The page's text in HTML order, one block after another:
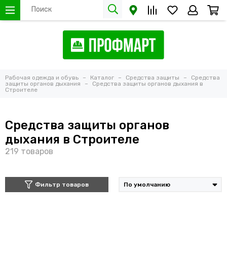
Рабочая одежда и обувь Каталог Средства защиты
Средства
защиты органов дыхания
Средства защиты органов дыхания в
Строителе
Средства защиты органов
дыхания в Строителе
Фильтр товаров